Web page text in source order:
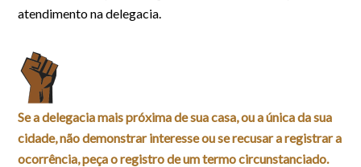
atendimento na delegacia.
Se a delegacia mais próxima de sua casa, ou a única da sua
cidade, não demonstrar interesse ou se recusar a registrar a
ocorrência, peça o registro de um termo circunstanciado.